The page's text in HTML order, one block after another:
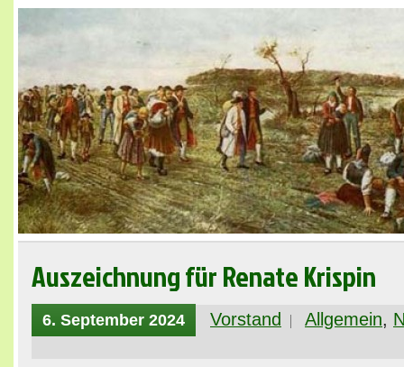
Auszeichnung für Renate Krispin
6. September 2024 Vorstand Allgemein,